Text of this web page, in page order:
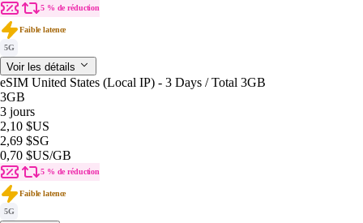
5 % de réduction
Faible latence
5G
Voir les détails
eSIM United States (Local IP) - 3 Days / Total 3GB
3GB
3 jours
2,10 $US
2,69 $SG
0,70 $US/GB
5 % de réduction
Faible latence
5G